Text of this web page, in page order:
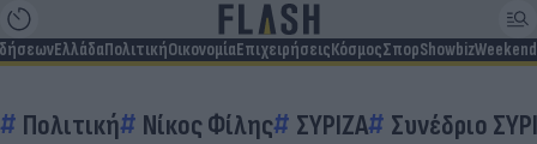
ΕλλάδαΠολιτικήΟικονομίαΕπιχειρήσειςΚόσμοςΣπορShowbizWeekend
Πολιτική Νίκος Φίλης ΣΥΡΙΖΑ Συνέδριο